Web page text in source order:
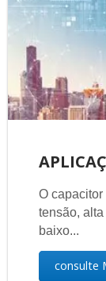
O
tensão,
baixo...
consulte